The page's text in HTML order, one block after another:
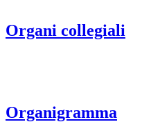
Organi collegiali
Organigramma